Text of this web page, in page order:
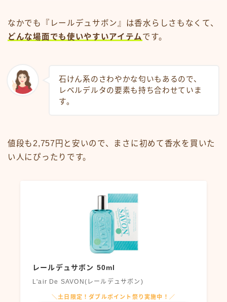
なかでも『レールデュサボン』は香水らしさもなくて、
どんな場面でも使いやすいアイテムです。
石けん系のさわやかな匂いもあるので、
レベルデルタの要素も持ち合わせていま
す。
値段も2,757円と安いので、まさに初めて香水を買いた
い人にぴったりです。
レールデュサボン 50ml
L'air De SAVON(レールデュサボン)
＼土日限定！ダブルポイント祭り実施中！／